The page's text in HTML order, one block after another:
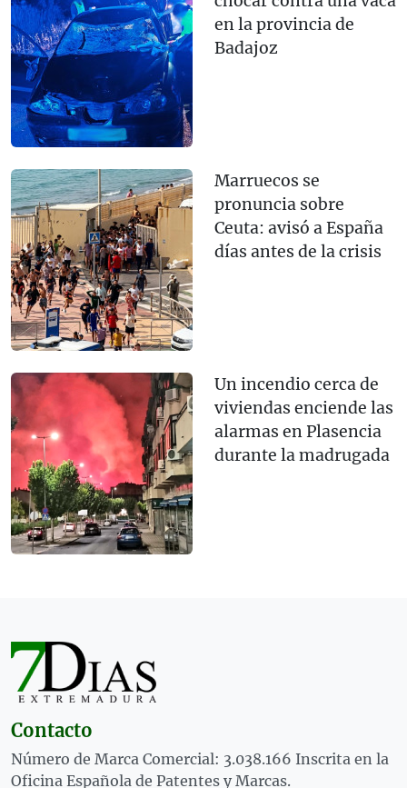
en la provincia de
Badajoz
Marruecos se
pronuncia sobre
Ceuta: avisó a España
días antes de la crisis
Un incendio cerca de
viviendas enciende las
alarmas en Plasencia
durante la madrugada
Contacto
Número de Marca Comercial: 3.038.166 Inscrita en la
Oficina Española de Patentes y Marcas.